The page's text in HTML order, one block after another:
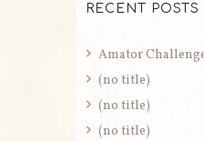
RECENT POSTS
Amator
(no title)
(no title)
(no title)